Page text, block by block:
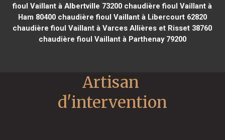
fioul Vaillant à Albertville 73200 chaudière fioul Vaillant à
Ham 80400chaudière fioul Vaillant à Libercourt 62820
chaudière fioul Vaillant à Varces Allières et Risset 38760
chaudière fioul Vaillant à Parthenay 79200
Artisan
d'intervention